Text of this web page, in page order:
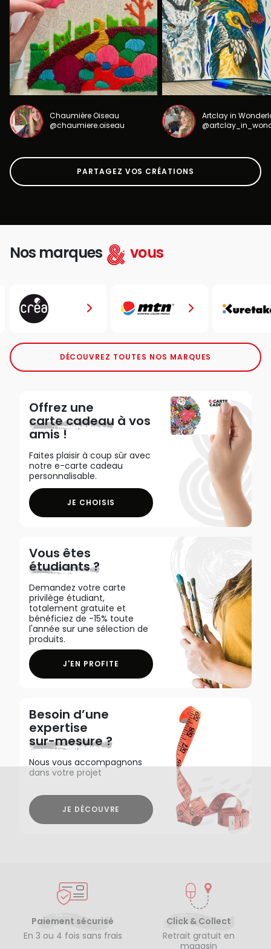
Chaumière Oiseau
@chaumiere.oiseau
Artclay in
PARTAGEZ VOS CRÉATIONS
Nos marques vous
DÉCOUVREZ TOUTES NOS MARQUES
Offrez une
carte cadeau à vos
amis !
Faites plaisir à coup sûr avec
notre e-carte cadeau
personnalisable.
JE CHOISIS
Vous êtes
étudiants ?
Demandez votre carte
privilège étudiant,
totalement gratuite et
bénéficiez de -15% toute
l'année sur une sélection de
produits.
J'EN PROFITE
Besoin d’une
expertise
sur-mesure ?
Nous vous accompagnons
dans votre projet
JE DÉCOUVRE
Paiement sécurisé
En 3 ou 4 fois sans frais
Click & Collect
Retrait gratuit en
magasin